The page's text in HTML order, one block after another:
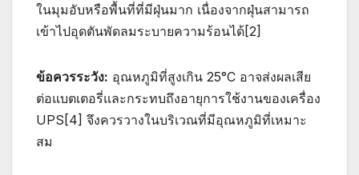
ในมุมอับหรือพื้นที่ที่มีฝุ่นมาก เนื่องจากฝุ่นสามารถ
เข้าไปอุดตันพัดลมระบายความร้อนได้[2]
ข้อควรระวัง: อุณหภูมิที่สูงเกิน 25°C อาจส่งผลเสีย
ต่อแบตเตอรี่และกระทบถึงอายุการใช้งานของเครื่อง
UPS[4] จึงควรวางในบริเวณที่มีอุณหภูมิที่เหมาะ
สม